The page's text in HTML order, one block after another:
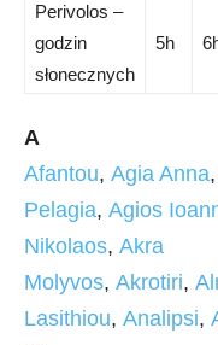
Perivolos –
godzin
słonecznych
5h
A
Afantou, Agia Anna,
Pelagia, Agios
Nikolaos, Akra
Molyvos, Akrotiri,
Lasithiou, Analipsi,